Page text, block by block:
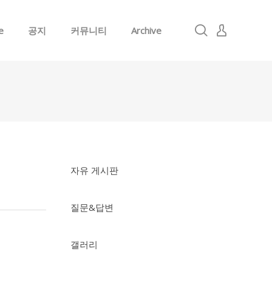
공지 커뮤니티 Archive
자유 게시판
질문&답변
갤러리